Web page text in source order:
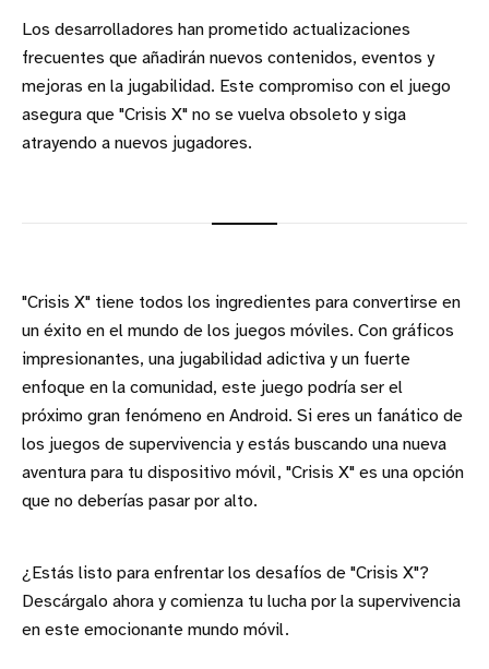
Los desarrolladores han prometido actualizaciones
frecuentes que añadirán nuevos contenidos, eventos y
mejoras en la jugabilidad. Este compromiso con el juego
asegura que "Crisis X" no se vuelva obsoleto y siga
atrayendo a nuevos jugadores.
"Crisis X" tiene todos los ingredientes para convertirse en
un éxito en el mundo de los juegos móviles. Con gráficos
impresionantes, una jugabilidad adictiva y un fuerte
enfoque en la comunidad, este juego podría ser el
próximo gran fenómeno en Android. Si eres un fanático de
los juegos de supervivencia y estás buscando una nueva
aventura para tu dispositivo móvil, "Crisis X" es una opción
que no deberías pasar por alto.
¿Estás listo para enfrentar los desafíos de "Crisis X"?
Descárgalo ahora y comienza tu lucha por la supervivencia
en este emocionante mundo móvil.